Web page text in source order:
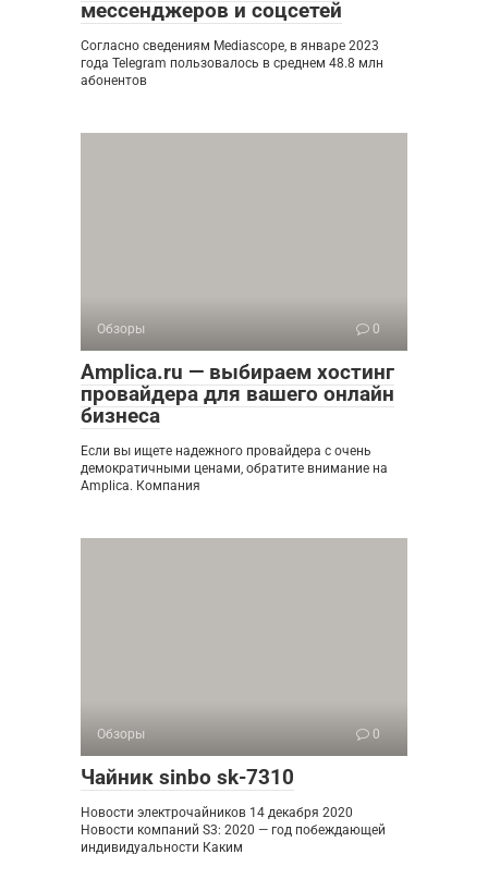
мессенджеров и соцсетей
Согласно сведениям Mediascope, в январе 2023
года Telegram пользовалось в среднем 48.8 млн
абонентов
Обзоры 0
Amplica.ru — выбираем хостинг
провайдера для вашего онлайн
бизнеса
Если вы ищете надежного провайдера с очень
демократичными ценами, обратите внимание на
Amplica. Компания
Обзоры 0
Чайник sinbo sk-7310
Новости электрочайников 14 декабря 2020
Новости компаний S3: 2020 — год побеждающей
индивидуальности Каким